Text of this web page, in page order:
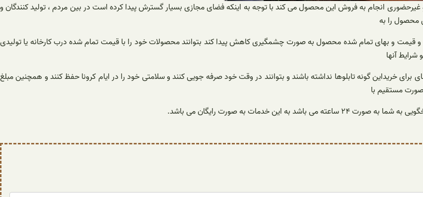
انجام به فروش این محصول می کند با توجه به اینکه فضای مجازی بسیار گسترش پیدا کرده است در بین مردم ، تولید کنندگان و
محصول را به
و بهای تمام شده محصول به صورت چشمگیری کاهش پیدا کند بتوانند محصولات خود را با قیمت تمام شده درب کارخانه یا تولیدی
آنها
خریداین گونه تابلوها نداشته باشند و بتوانند در وقت خود صرفه جویی کنند و سلامتی خود را در ایام کرونا حفظ کنند و همچنین مبلغ
مستقیم با
خدمات به صورت رایگان می باشد.